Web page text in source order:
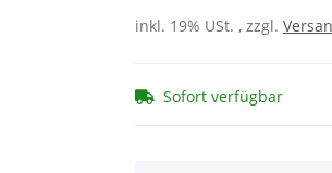
inkl. 19% USt. , zzgl.
Sofort verfügbar